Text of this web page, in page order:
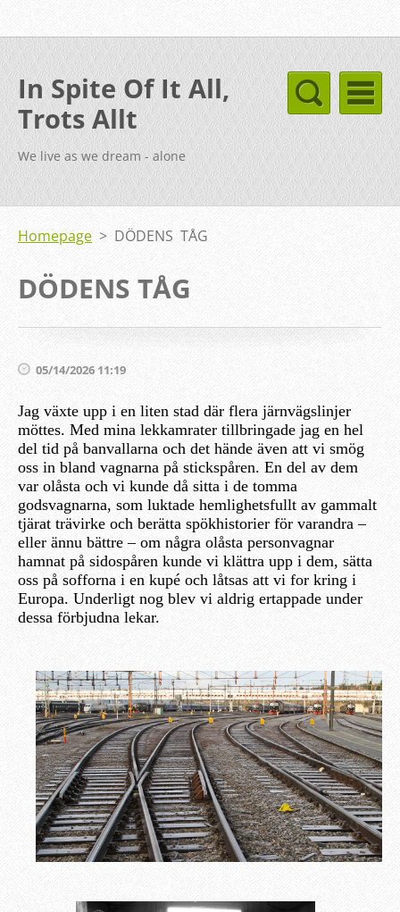
In Spite Of It All,
Trots Allt
We live as we dream - alone
Homepage > DÖDENS TÅG
DÖDENS TÅG
05/14/2026 11:19
Jag växte upp i en liten stad där flera järnvägslinjer
möttes. Med mina lekkamrater tillbringade jag en hel
del tid på banvallarna och det hände även att vi smög
oss in bland vagnarna på stickspåren. En del av dem
var olåsta och vi kunde då sitta i de tomma
godsvagnarna, som luktade hemlighetsfullt av gammalt
tjärat trävirke och berätta spökhistorier för varandra –
eller ännu bättre – om några olåsta personvagnar
hamnat på sidospåren kunde vi klättra upp i dem, sätta
oss på sofforna i en kupé och låtsas att vi for kring i
Europa. Underligt nog blev vi aldrig ertappade under
dessa förbjudna lekar.